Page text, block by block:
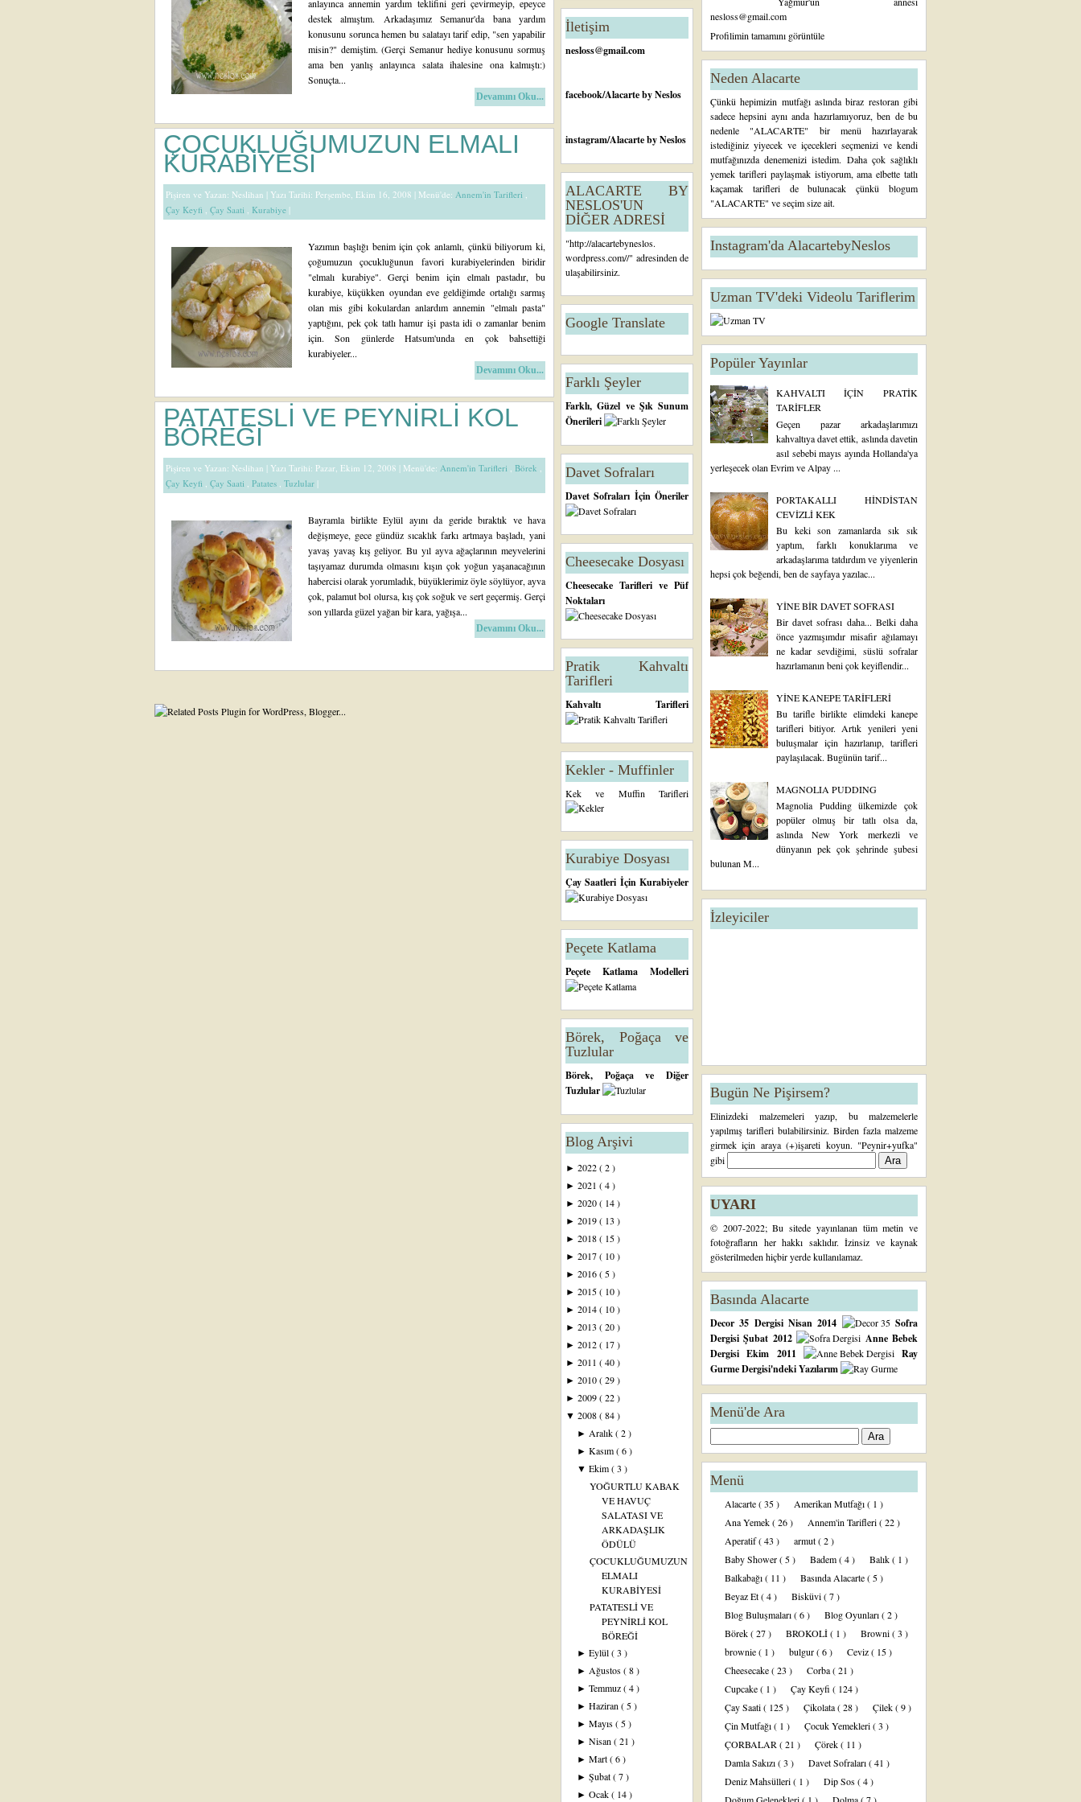
anlayınca annemin yardım teklifini geri çevirmeyip, epeyce
destek almıştım. Arkadaşımız Semanur'da bana yardım
konusunu sorunca hemen bu salatayı tarif edip, "sen yapabilir
misin?" demiştim. (Gerçi Semanur hediye konusunu sormuş
ama ben yanlış anlayınca salata ihalesine ona kalmıştı:)
Sonuçta...
Devamını Oku...
ÇOCUKLUĞUMUZUN ELMALI
KURABİYESİ
Pişiren ve Yazan: Neslihan | Yazı Tarihi: Perşembe, Ekim 16, 2008 | Menü'de: Annem'in Tarifleri ,
Çay Keyfi , Çay Saati , Kurabiye |
Yazımın başlığı benim için çok anlamlı, çünkü biliyorum ki,
çoğumuzun çocukluğunun favori kurabiyelerinden biridir
"elmalı kurabiye". Gerçi benim için elmalı pastadır, bu
kurabiye, küçükken oyundan eve geldiğimde ortalığı sarmış
olan mis gibi kokulardan anlardım annemin "elmalı pasta"
yaptığını, pek çok tatlı hamur işi pasta idi o zamanlar benim
için. Son günlerde Hatsum'unda en çok bahsettiği
kurabiyeler...
Devamını Oku...
PATATESLİ VE PEYNİRLİ KOL
BÖREĞİ
Pişiren ve Yazan: Neslihan | Yazı Tarihi: Pazar, Ekim 12, 2008 | Menü'de: Annem'in Tarifleri , Börek ,
Çay Keyfi , Çay Saati , Patates , Tuzlular |
Bayramla birlikte Eylül ayını da geride bıraktık ve hava
değişmeye, gece gündüz sıcaklık farkı artmaya başladı, yani
yavaş yavaş kış geliyor. Bu yıl ayva ağaçlarının meyvelerini
taşıyamaz durumda olmasını kışın çok yoğun yaşanacağının
habercisi olarak yorumladık, büyüklerimiz öyle söylüyor, ayva
çok, palamut bol olursa, kış çok soğuk ve sert geçermiş. Gerçi
son yıllarda güzel yağan bir kara, yağışa...
Devamını Oku...
yı
İletişim
nesloss@gmail.com
facebook/Alacarte by Neslos
instagram/Alacarte by Neslos
ALACARTE BY
NESLOS'UN
DİĞER ADRESİ
"http://alacartebyneslos.
wordpress.com//" adresinden de
ulaşabilirsiniz.
Google Translate
Farklı Şeyler
Farklı, Güzel ve Şık Sunum
Önerileri
Davet Sofraları
Davet Sofraları İçin Öneriler
Cheesecake Dosyası
Cheesecake Tarifleri ve Püf
Noktaları
Pratik Kahvaltı
Tarifleri
Kahvaltı Tarifleri
Kekler - Muffinler
Kek ve Muffin Tarifleri
Kurabiye Dosyası
Çay Saatleri İçin Kurabiyeler
Peçete Katlama
Peçete Katlama Modelleri
Börek, Poğaça ve
Tuzlular
Börek, Poğaça ve Diğer
Tuzlular
Blog Arşivi
► 2022( 2 )
► 2021 ( 4 )
► 2020( 14 )
► 2019( 13 )
► 2018( 15 )
► 2017( 10 )
► 2016( 5 )
► 2015( 10 )
► 2014( 10 )
► 2013 ( 20 )
► 2012( 17 )
► 2011 ( 40 )
► 2010( 29 )
► 2009( 22 )
▼ 2008( 84 )
►Aralık( 2 )
►Kasım( 6 )
▼Ekim( 3 )
YOĞURTLU KABAK
VE HAVUÇ
SALATASI VE
ARKADAŞLIK
ÖDÜLÜ
ÇOCUKLUĞUMUZUN
ELMALI
KURABİYESİ
PATATESLİ VE
PEYNİRLİ KOL
BÖREĞİ
►Eylül( 3 )
►Ağustos( 8 )
►Temmuz( 4 )
►Haziran( 5 )
►Mayıs( 5 )
►Nisan( 21 )
►Mart( 6 )
►Şubat( 7 )
►Ocak( 14 )
nesloss@gmail.com
Profilimin tamamını görüntüle
Neden Alacarte
Çünkü hepimizin mutfağı aslında biraz restoran gibi
sadece hepsini aynı anda hazırlamıyoruz, ben de bu
nedenle "ALACARTE" bir menü hazırlayarak
istediğiniz yiyecek ve içecekleri seçmenizi ve kendi
mutfağınızda denemenizi istedim. Daha çok sağlıklı
yemek tarifleri paylaşmak istiyorum, ama elbette tatlı
kaçamak tarifleri de bulunacak çünkü blogum
"ALACARTE" ve seçim size ait.
Instagram'da AlacartebyNeslos
Uzman TV'deki Videolu Tariflerim
Popüler Yayınlar
KAHVALTI İÇİN PRATİK
TARİFLER
Geçen pazar arkadaşlarımızı
kahvaltıya davet ettik, aslında davetin
asıl sebebi mayıs ayında Hollanda'ya
yerleşecek olan Evrim ve Alpay ...
PORTAKALLI HİNDİSTAN
CEVİZLİ KEK
Bu keki son zamanlarda sık sık
yaptım, farklı konuklarıma ve
arkadaşlarıma tatdırdım ve yiyenlerin
hepsi çok beğendi, ben de sayfaya yazılac...
YİNE BİR DAVET SOFRASI
Bir davet sofrası daha... Belki daha
önce yazmışımdır misafir ağılamayı
ne kadar sevdiğimi, süslü sofralar
hazırlamanın beni çok keyiflendir...
YİNE KANEPE TARİFLERİ
Bu tarifle birlikte elimdeki kanepe
tarifleri bitiyor. Artık yenileri yeni
buluşmalar için hazırlanıp, tarifleri
paylaşılacak. Bugünün tarif...
MAGNOLIA PUDDING
Magnolia Pudding ülkemizde çok
popüler olmuş bir tatlı olsa da,
aslında New York merkezli ve
dünyanın pek çok şehrinde şubesi
bulunan M...
İzleyiciler
Bugün Ne Pişirsem?
Elinizdeki malzemeleri yazıp, bu malzemelerle
yapılmış tarifleri bulabilirsiniz. Birden fazla malzeme
girmek için araya (+)işareti koyun. "Peynir+yufka"
gibi
UYARI
© 2007-2022; Bu sitede yayınlanan tüm metin ve
fotoğrafların her hakkı saklıdır. İzinsiz ve kaynak
gösterilmeden hiçbir yerde kullanılamaz.
Basında Alacarte
Decor 35 Dergisi Nisan 2014
Sofra
Dergisi Şubat 2012
Anne Bebek
Dergisi Ekim 2011
Ray
Gurme Dergisi'ndeki Yazılarım
Menü'de Ara
Menü
Alacarte( 35 ) Amerikan Mutfağı( 1 )
Ana Yemek( 26 ) Annem'in Tarifleri( 22 )
Aperatif( 43 ) armut( 2 )
Baby Shower( 5 ) Badem( 4 ) Balık( 1 )
Balkabağı( 11 ) Basında Alacarte( 5 )
Beyaz Et( 4 ) Bisküvi( 7 )
Blog Buluşmaları( 6 ) Blog Oyunları( 2 )
Börek( 27 ) BROKOLİ( 1 ) Browni( 3 )
brownie( 1 ) bulgur( 6 ) Ceviz( 15 )
Cheesecake( 23 ) Corba( 21 )
Cupcake( 1 ) Çay Keyfi ( 124 )
Çay Saati( 125 ) Çikolata( 28 ) Çilek( 9 )
Çin Mutfağı( 1 ) Çocuk Yemekleri( 3 )
ÇORBALAR ( 21 ) Çörek( 11 )
Damla Sakızı( 3 ) Davet Sofraları( 41 )
Deniz Mahsülleri( 1 ) Dip Sos( 4 )